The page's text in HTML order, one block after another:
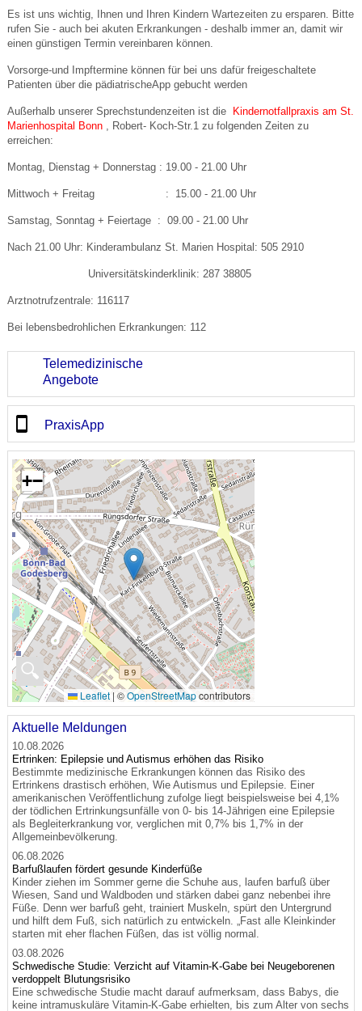
Es ist uns wichtig, Ihnen und Ihren Kindern Wartezeiten zu ersparen. Bitte
rufen Sie - auch bei akuten Erkrankungen - deshalb immer an, damit wir
einen günstigen Termin vereinbaren können.
Vorsorge-und Impftermine können für bei uns dafür freigeschaltete
Patienten über die pädiatrischeApp gebucht werden
Außerhalb unserer Sprechstundenzeiten ist die
Kindernotfallpraxis am St.
Marienhospital Bonn, Robert- Koch-Str.1 zu folgenden Zeiten zu
erreichen:
Montag, Dienstag + Donnerstag : 19.00 - 21.00 Uhr
Mittwoch + Freitag : 15.00 - 21.00 Uhr
Samstag, Sonntag + Feiertage : 09.00 - 21.00 Uhr
Nach 21.00 Uhr: Kinderambulanz St. Marien Hospital: 505 2910
Universitätskinderklinik: 287 38805
Arztnotrufzentrale: 116117
Bei lebensbedrohlichen Erkrankungen: 112
Telemedizinische
Angebote
PraxisApp
🔍
+−
Leaflet | ©OpenStreetMapcontributors
Aktuelle Meldungen
10.08.2026
Ertrinken: Epilepsie und Autismus erhöhen das Risiko
Bestimmte medizinische Erkrankungen können das Risiko des
Ertrinkens drastisch erhöhen, Wie Autismus und Epilepsie. Einer
amerikanischen Veröffentlichung zufolge liegt beispielsweise bei 4,1%
der tödlichen Ertrinkungsunfälle von 0- bis 14-Jährigen eine Epilepsie
als Begleiterkrankung vor, verglichen mit 0,7% bis 1,7% in der
Allgemeinbevölkerung.
06.08.2026
Barfußlaufen fördert gesunde Kinderfüße
Kinder ziehen im Sommer gerne die Schuhe aus, laufen barfuß über
Wiesen, Sand und Waldboden und stärken dabei ganz nebenbei ihre
Füße. Denn wer barfuß geht, trainiert Muskeln, spürt den Untergrund
und hilft dem Fuß, sich natürlich zu entwickeln. „Fast alle Kleinkinder
starten mit eher flachen Füßen, das ist völlig normal.
03.08.2026
Schwedische Studie: Verzicht auf Vitamin-K-Gabe bei Neugeborenen
verdoppelt Blutungsrisiko
Eine schwedische Studie macht darauf aufmerksam, dass Babys, die
keine intramuskuläre Vitamin-K-Gabe erhielten, bis zum Alter von sechs